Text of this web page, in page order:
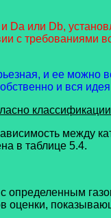
или Db,
с требованиями
и ее можно
и вся
между
в таблице 5.4.
оценки,